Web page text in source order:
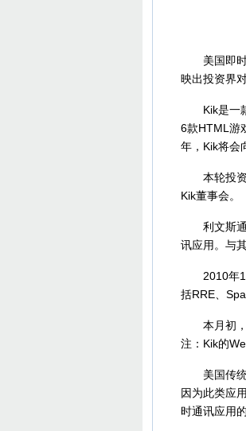
美国即时
映出投资界
Kik是一款
6款HTML游
年，Kik将会
本轮投资
Kik董事会。
利文斯通
讯应用。与
2010年11
括RRE、
本月初，
注：Kik的
美国传统
因为此类应
时通讯应用